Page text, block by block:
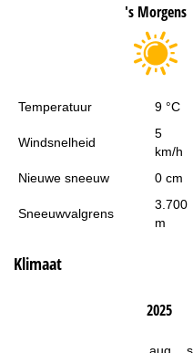
's Morgens
Temperatuur 9 °C
Windsnelheid
5
km/h
Nieuwe sneeuw
0 cm
Sneeuwvalgrens
3.700
m
Klimaat
2025
aug